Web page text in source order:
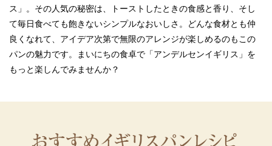
ス」。その人気の秘密は、トーストしたときの食感と香り、そし
て毎日食べても飽きないシンプルなおいしさ。どんな食材とも仲
良くなれて、アイデア次第で無限のアレンジが楽しめるのもこの
パンの魅力です。まいにちの食卓で「アンデルセンイギリス」を
もっと楽しんでみませんか？